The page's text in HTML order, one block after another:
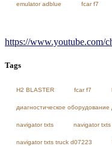
emulator adblue fcar f7
https://www.youtube.com/
Tags
H2 BLASTER fcar f7
диагностическое оборудование
navigator txts navigator txts
navigator txts truck d07223